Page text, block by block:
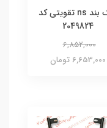
ترک بند ns تقویتی کد
2049824
6,852,000
6,653,000 تومان